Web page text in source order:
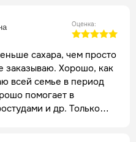
Оценка:
сахара, чем просто
Хорошо, как
всей семье в период
помогает в
и др. Только